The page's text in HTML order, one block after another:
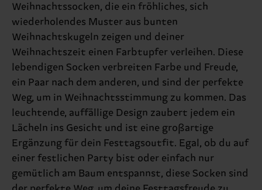
Weihnachtssocken, die ein fröhliches, sich
wiederholendes Muster aus bunten
Weihnachtskugeln zeigen und deiner
Weihnachtszeit einen Farbtupfer verleihen. Diese
lebendigen Socken verbreiten Farbe und Freude,
ein Paar nach dem anderen, und sind der perfekte
Weg, um in Weihnachtsstimmung zu kommen. Das
leuchtende, auffällige Design zaubert jedem ein
Lächeln ins Gesicht und ist eine großartige
Ergänzung für dein Festtagsoutfit. Egal, ob du auf
einer festlichen Party bist oder einfach nur
gemütlich am Baum entspannst, diese Socken sind